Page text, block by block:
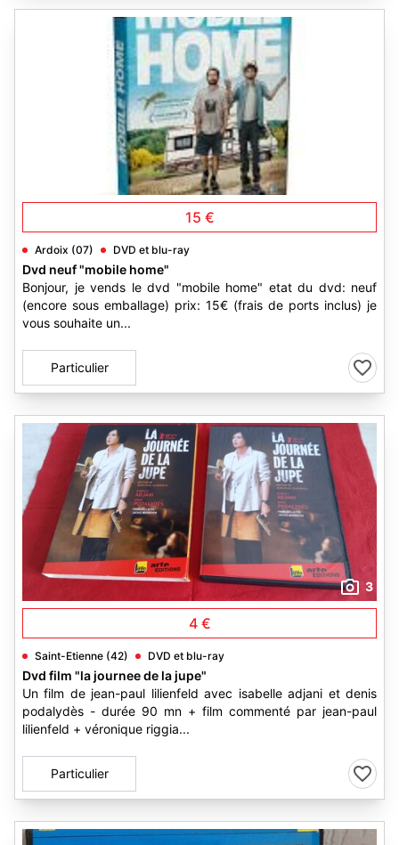
15 €
Ardoix (07) DVD et blu-ray
Dvd neuf "mobile home"
Bonjour, je vends le dvd "mobile home" etat du dvd: neuf
(encore sous emballage) prix: 15€ (frais de ports inclus) je
vous souhaite un...
Particulier
3
4 €
Saint-Etienne (42) DVD et blu-ray
Dvd film "la journee de la jupe"
Un film de jean-paul lilienfeld avec isabelle adjani et denis
podalydès - durée 90 mn + film commenté par jean-paul
lilienfeld + véronique riggia...
Particulier